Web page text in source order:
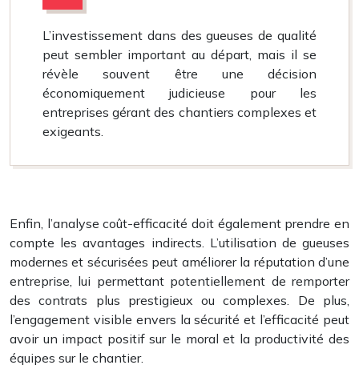
L’investissement dans des gueuses de qualité
peut sembler important au départ, mais il se
révèle souvent être une décision
économiquement judicieuse pour les
entreprises gérant des chantiers complexes et
exigeants.
Enfin, l’analyse coût-efficacité doit également prendre en
compte les avantages indirects. L’utilisation de gueuses
modernes et sécurisées peut améliorer la réputation d’une
entreprise, lui permettant potentiellement de remporter
des contrats plus prestigieux ou complexes. De plus,
l’engagement visible envers la sécurité et l’efficacité peut
avoir un impact positif sur le moral et la productivité des
équipes sur le chantier.